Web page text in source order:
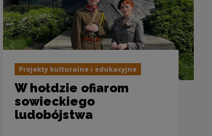
Projekty kulturalne i edukacyjne
W hołdzie ofiarom
sowieckiego
ludobójstwa